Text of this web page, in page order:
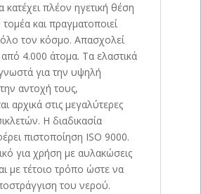
κατέχει πλέον ηγετική θέση
και πραγματοποιεί
τον κόσμο. Απασχολεί
4.000 άτομα. Τα ελαστικά
για την υψηλή
αντοχή τους,
αρχικά στις μεγαλύτερες
Η διαδικασία
πιστοποίηση ISO 9000.
για χρήση με αυλακώσεις
με τέτοιο τρόπο ώστε να
του νερού.